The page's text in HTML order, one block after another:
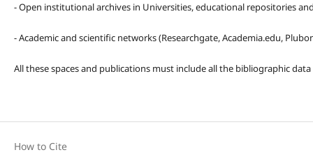
- Open institutional archives in Universities, educational repositories
- Academic and scientific networks (Researchgate, Academia.edu,
All these spaces and publications must include all the bibliographic
How to Cite